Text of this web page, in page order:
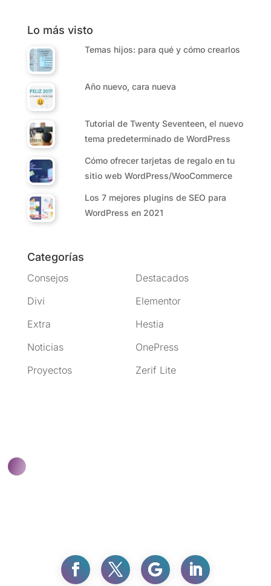
Lo más visto
Temas hijos: para qué y cómo crearlos
Año nuevo, cara nueva
Tutorial de Twenty Seventeen, el nuevo
tema predeterminado de WordPress
Cómo ofrecer tarjetas de regalo en tu
sitio web WordPress/WooCommerce
Los 7 mejores plugins de SEO para
WordPress en 2021
Categorías
Consejos
Destacados
Divi
Elementor
Extra
Hestia
Noticias
OnePress
Proyectos
Zerif Lite